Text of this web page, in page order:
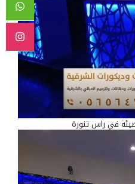
في راس تنورة